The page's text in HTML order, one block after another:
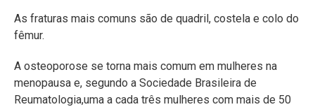
As fraturas mais comuns são de quadril, costela e colo do
fêmur.
A osteoporose se torna mais comum em mulheres na
menopausa e, segundo a Sociedade Brasileira de
Reumatologia,uma a cada três mulheres com mais de 50